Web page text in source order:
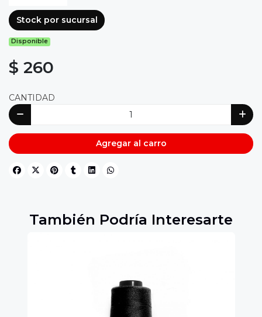
Stock por sucursal
Disponible
$ 260
CANTIDAD
Agregar al carro
También Podría Interesarte